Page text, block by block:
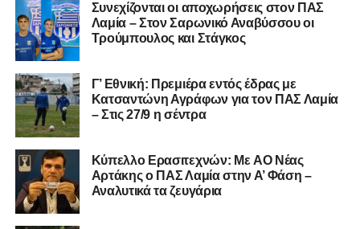
Συνεχίζονται οι αποχωρήσεις στον ΠΑΣ
Λαμία – Στον Σαρωνικό Αναβύσσου οι
Τρούμπουλος και Στάγκος
Γ’ Εθνική: Πρεμιέρα εντός έδρας με
Κατσαντώνη Αγράφων για τον ΠΑΣ Λαμία
– Στις 27/9 η σέντρα
Kύπελλο Ερασιτεχνών: Με AO Nέας
Αρτάκης ο ΠΑΣ Λαμία στην Α’ Φάση –
Αναλυτικά τα ζευγάρια